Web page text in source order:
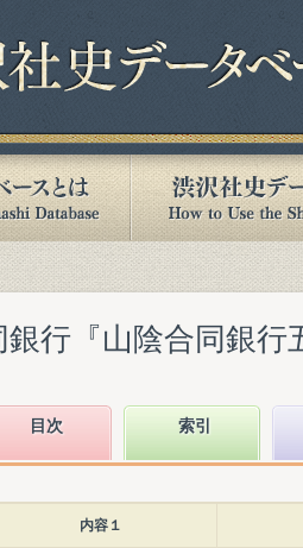
行『山陰合同銀行
目次 索引
内容１